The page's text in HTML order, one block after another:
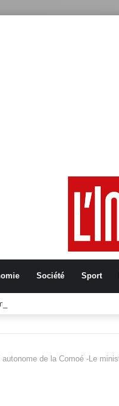
Société Sport
2026:Moussa Traoré
autonome de la Comoé -Le